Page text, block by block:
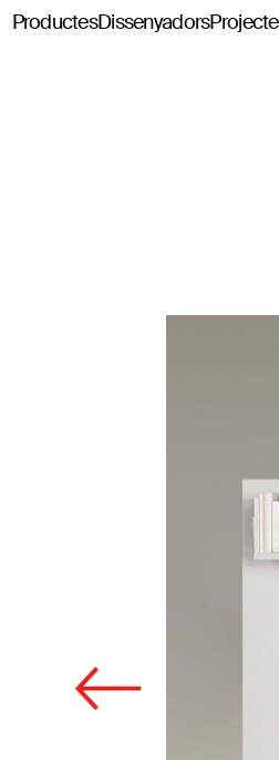
ProductesDissenyadors